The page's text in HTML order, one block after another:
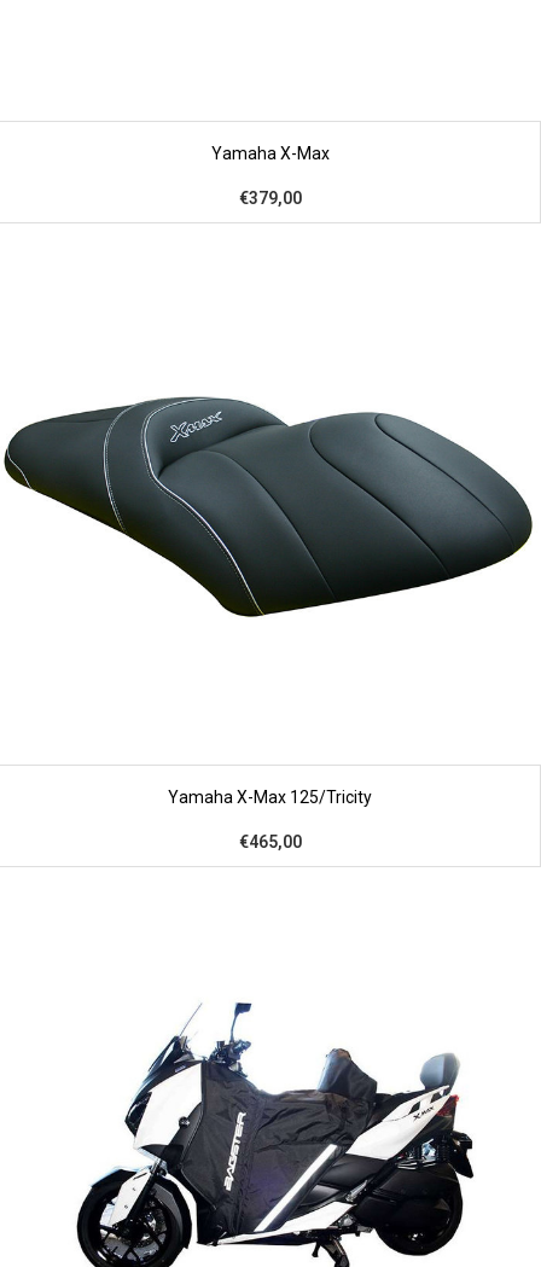
Yamaha X-Max
€379,00
Yamaha X-Max 125/Tricity
€465,00